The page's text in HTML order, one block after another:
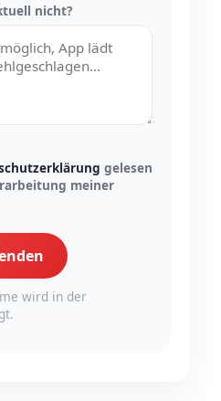
nicht?
gelesen
meiner
wird in der